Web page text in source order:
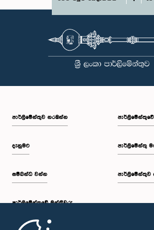
පාර්ලි‌මේන්තුව නරඹන්න
දැනුමට
සම්බන්ධ වන්න
පාර්ලි‌මේන්තුවේ මන්ත්‍රීවරු
පාර්ලිමේන්තු
පාර්ලිමේන්තුව